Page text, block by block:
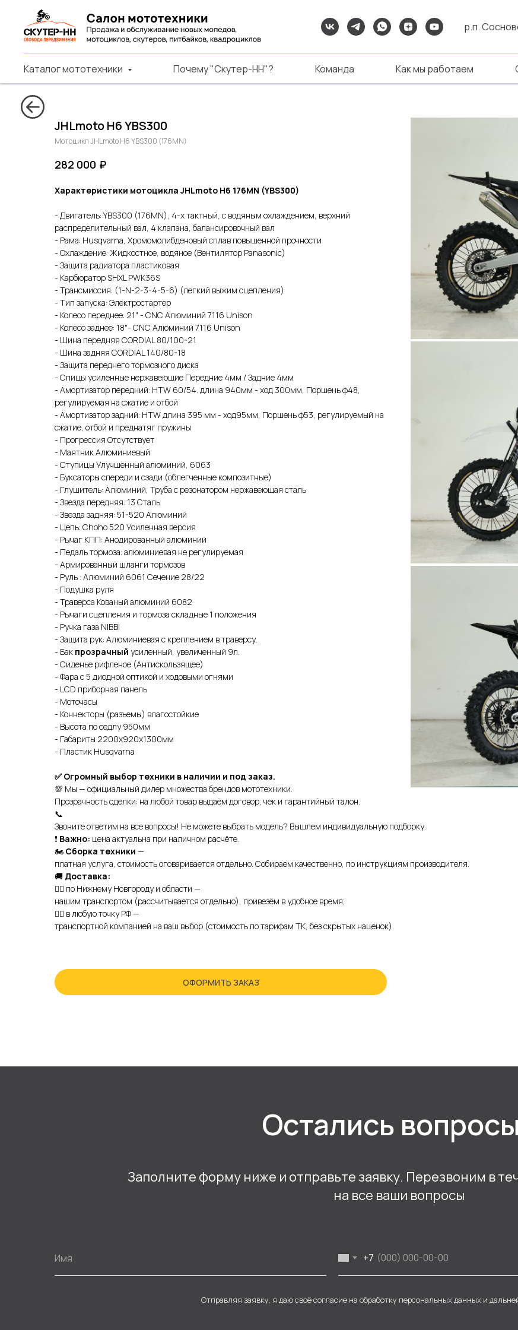
р.п.
Каталог мототехники Почему "Скутер-НН"? Команда Как мы работаем
JHLmoto H6 YBS300
Мотоцикл JHLmoto H6 YBS300 (176MN)
282 000 ₽
Характеристики мотоцикла JHLmoto H6 176MN (YBS300)
- Двигатель: YBS300 (176MN), 4-х тактный, с водяным охлаждением, верхний
распределительный вал, 4 клапана, балансировочный вал
- Рама: Husqvarna, Хромомолибденовый сплав повышенной прочности
- Охлаждение: Жидкостное, водяное (Вентилятор Panasonic)
- Защита радиатора пластиковая.
- Карбюратор SHXL PWK36S
- Трансмиссия: (1-N-2-3-4-5-6) (легкий выжим сцепления)
- Тип запуска: Электростартер
- Колесо переднее: 21" - CNC Алюминий 7116 Unison
- Колесо заднее: 18"- CNC Алюминий 7116 Unison
- Шина передняя CORDIAL 80/100-21
- Шина задняя CORDIAL 140/80-18
- Защита переднего тормозного диска
- Спицы усиленные нержавеющие Передние 4мм / Задние 4мм
- Амортизатор передний: HTW 60/54. длина 940мм - ход 300мм, Поршень ф48,
регулируемая на сжатие и отбой
- Амортизатор задний: HTW длина 395 мм - ход95мм, Поршень ф53, регулируемый на
сжатие, отбой и преднатяг пружины
- Прогрессия Отсутствует
- Маятник Алюминиевый
- Ступицы Улучшенный алюминий, 6063
- Буксаторы спереди и сзади (облегченные композитные)
- Глушитель: Алюминий, Труба с резонатором нержавеющая сталь
- Звезда передняя: 13 Сталь
- Звезда задняя: 51-520 Алюминий
- Цепь: Choho 520 Усиленная версия
- Рычаг КПП: Анодированный алюминий
- Педаль тормоза: алюминиевая не регулируемая
- Армированный шланги тормозов
- Руль : Алюминий 6061 Сечение 28/22
- Подушка руля
- Траверса Кованый алюминий 6082
- Рычаги сцепления и тормоза складные 1 положения
- Ручка газа NIBBI
- Защита рук: Алюминиевая с креплением в траверсу.
- Бак прозрачный усиленный, увеличенный 9л.
- Сиденье рифленое (Антискользящее)
- Фара с 5 диодной оптикой и ходовыми огнями
- LCD приборная панель
- Моточасы
- Коннекторы (разъемы) влагостойкие
- Высота по седлу 950мм
- Габариты 2200х920х1300мм
- Пластик Husqvarna
✅ Огромный выбор техники в наличии и под заказ.
💯 Мы — официальный дилер множества брендов мототехники.
Прозрачность сделки: на любой товар выдаём договор, чек и гарантийный талон.
📞
Звоните ответим на все вопросы! Не можете выбрать модель? Вышлем индивидуальную подборку.
❗️ Важно: цена актуальна при наличном расчёте.
🏍 Сборка техники —
платная услуга, стоимость оговаривается отдельно. Собираем качественно, по инструкциям производителя.
🚚 Доставка:
👉🏻 по Нижнему Новгороду и области —
нашим транспортом (рассчитывается отдельно), привезём в удобное время;
👉🏻 в любую точку РФ —
транспортной компанией на ваш выбор (стоимость по тарифам ТК, без скрытых наценок).
ОФОРМИТЬ ЗАКАЗ
Остались
Заполните форму ниже и отправьте заявку. Перезвоним в
на все ваши вопросы
+7
Отправляя заявку, я даю своё согласие на обработку персональных данных и